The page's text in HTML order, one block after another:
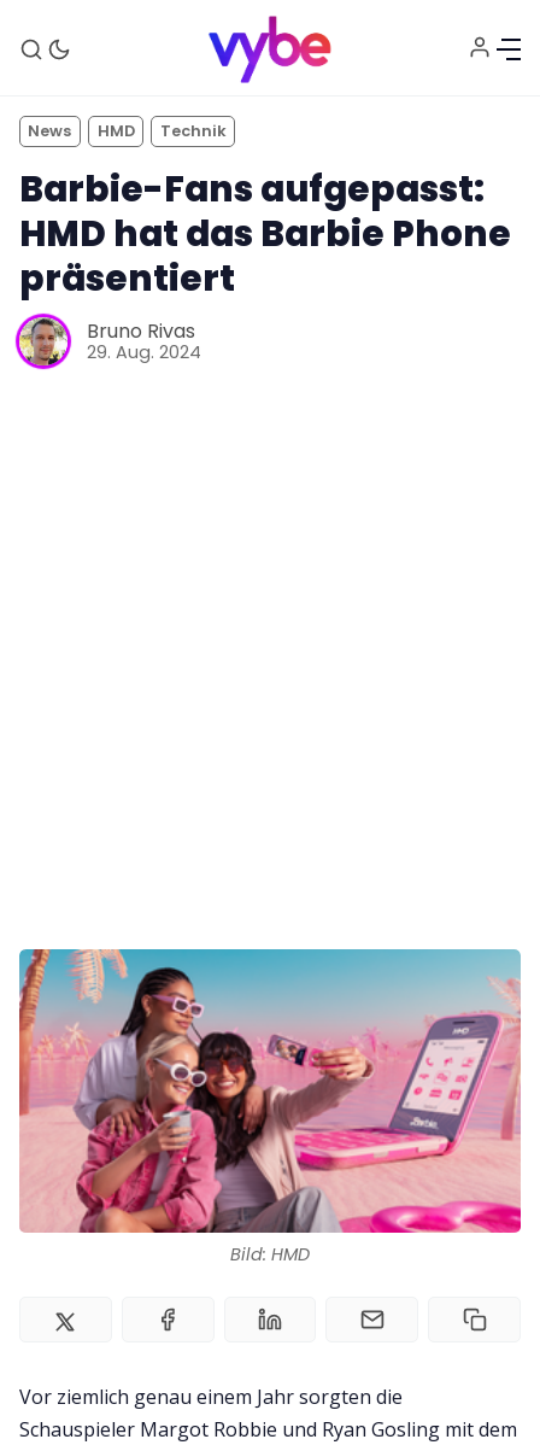
Zusammenarbeit
Kontakt
Impressum
Bild: HMD
News HMD Technik
Barbie-Fans aufgepasst:
HMD hat das Barbie Phone
präsentiert
Bruno Rivas
29. Aug. 2024
Vor ziemlich genau einem Jahr sorgten die
Schauspieler Margot Robbie und Ryan Gosling mit dem